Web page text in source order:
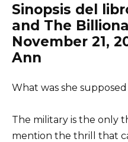
Sinopsis del
and The
November 21,
Ann
What was she
The military is the only
mention the thrill that